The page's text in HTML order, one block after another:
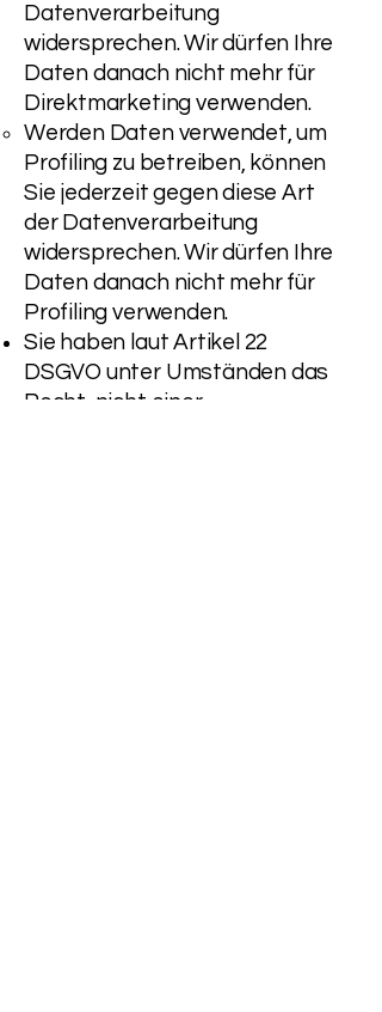
Datenverarbeitung
widersprechen. Wir dürfen Ihre
Daten danach nicht mehr für
Direktmarketing verwenden.
Werden Daten verwendet, um
Profiling zu betreiben, können
Sie jederzeit gegen diese Art
der Datenverarbeitung
widersprechen. Wir dürfen Ihre
Daten danach nicht mehr für
Profiling verwenden.
Sie haben laut Artikel 22
DSGVO unter Umständen das
Recht, nicht einer